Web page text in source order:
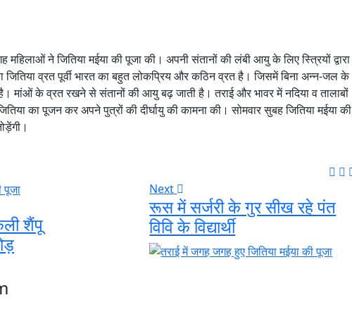
ने जितिया मईया की पूजा की। अपनी संतानों की लंबी आयु के लिए स्त्रियों द्वारा
जितिया व्रत पूर्वी भारत का बहुत लोकप्रिय और कठिन व्रत है। जिसमें बिना अन्न-जल के
मांओं के व्रत रखने से संतानों की आयु बढ़ जाती है। तराई और भावर में नदिया व तालाबों
का पूजन कर अपने पुत्रों की दीर्घायु की कामना की। सोमवार सुबह जितिया मईया की
शैंपू
Next
रूस में सर्जरी के गुर सीख रहे पंत
विवि के विद्यार्थी